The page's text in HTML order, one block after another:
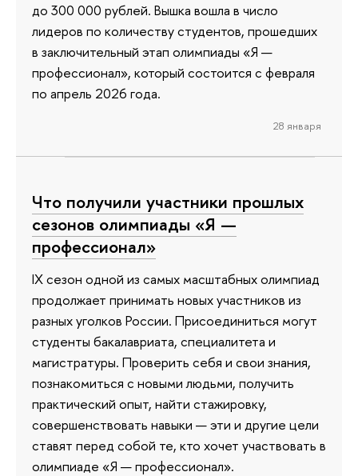
до 300 000 рублей. Вышка вошла в число
лидеров по количеству студентов, прошедших
в заключительный этап олимпиады «Я —
профессионал», который состоится с февраля
по апрель 2026 года.
28 января
Что получили участники прошлых
сезонов олимпиады «Я —
профессионал»
IX сезон одной из самых масштабных олимпиад
продолжает принимать новых участников из
разных уголков России. Присоединиться могут
студенты бакалавриата, специалитета и
магистратуры. Проверить себя и свои знания,
познакомиться с новыми людьми, получить
практический опыт, найти стажировку,
совершенствовать навыки — эти и другие цели
ставят перед собой те, кто хочет участвовать в
олимпиаде «Я — профессионал».